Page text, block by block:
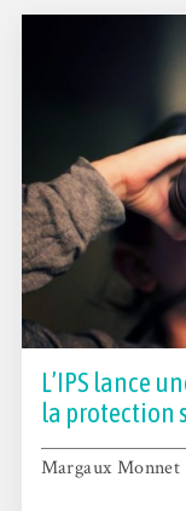
L’IPS lance
la protection
Margaux